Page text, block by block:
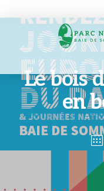
Le bois
en